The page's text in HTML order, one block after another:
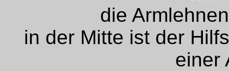
die
in der Mitte ist der
einer